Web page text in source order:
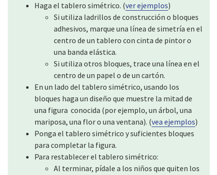
Haga el tablero simétrico. (ver ejemplos)
Si utiliza ladrillos de construcción o bloques
adhesivos, marque una línea de simetría en el
centro de un tablero con cinta de pintor o
una banda elástica.
Si utiliza otros bloques, trace una línea en el
centro de un papel o de un cartón.
En un lado del tablero simétrico, usando los
bloques haga un diseño que muestre la mitad de
una figura conocida (por ejemplo, un árbol, una
mariposa, una flor o una ventana). (vea ejemplos)
Ponga el tablero simétrico y suficientes bloques
para completar la figura.
Para restablecer el tablero simétrico:
Al terminar, pídale a los niños que quiten los